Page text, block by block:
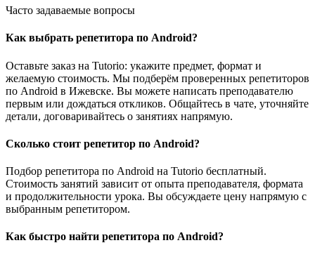
Часто задаваемые вопросы
Как выбрать репетитора по Android?
Оставьте заказ на Tutorio: укажите предмет, формат и
желаемую стоимость. Мы подберём проверенных репетиторов
по Android в Ижевске. Вы можете написать преподавателю
первым или дождаться откликов. Общайтесь в чате, уточняйте
детали, договаривайтесь о занятиях напрямую.
Сколько стоит репетитор по Android?
Подбор репетитора по Android на Tutorio бесплатный.
Стоимость занятий зависит от опыта преподавателя, формата
и продолжительности урока. Вы обсуждаете цену напрямую с
выбранным репетитором.
Как быстро найти репетитора по Android?